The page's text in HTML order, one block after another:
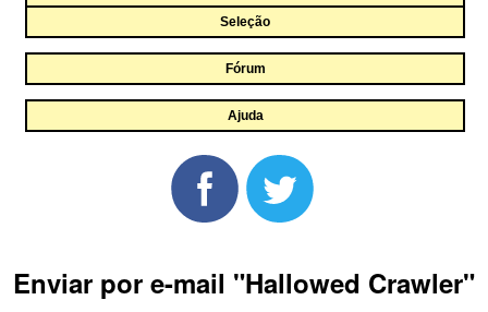
Seleção
Fórum
Ajuda
Enviar por e-mail "Hallowed Crawler"